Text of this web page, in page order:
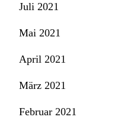
Juli 2021
Mai 2021
April 2021
März 2021
Februar 2021